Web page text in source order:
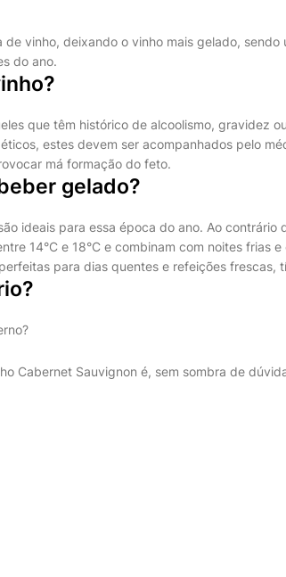
vinho, deixando o vinho mais gelado, sendo
do ano.
que têm histórico de alcoolismo, gravidez
estes devem ser acompanhados pelo
má formação do feto.
gelado?
ideais para essa época do ano. Ao contrário
14°C e 18°C e combinam com noites frias e
para dias quentes e refeições frescas,
Cabernet Sauvignon é, sem sombra de